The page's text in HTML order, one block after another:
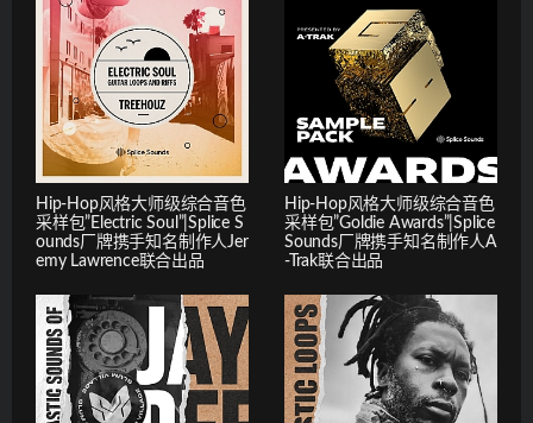
Hip-Hop风格大师级综合音色
采样包”Electric Soul”|Splice S
ounds厂牌携手知名制作人Jer
emy Lawrence联合出品
Hip-Hop风格大师级综合音色
采样包”Goldie Awards”|Splice
Sounds厂牌携手知名制作人A
-Trak联合出品